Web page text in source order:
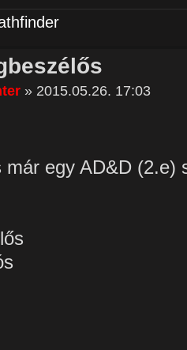
» 2015.05.26. 17:03
egy AD&D (2.e)